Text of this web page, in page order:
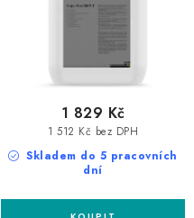
Skladem do 5 pracovních
dní
1 512 Kč bez DPH
1 829 Kč